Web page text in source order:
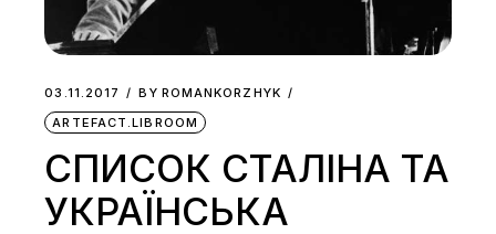
03.11.2017 BY ROMANKORZHYK
ARTEFACT.LIBROOM
СПИСОК СТАЛІНА ТА
УКРАЇНСЬКА